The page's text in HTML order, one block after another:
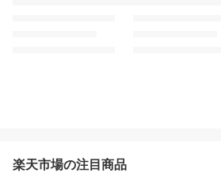
楽天市場の注目商品